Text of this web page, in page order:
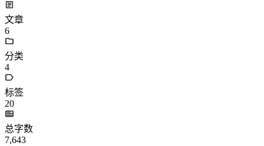
文章
6
分类
4
标签
20
总字数
7,643